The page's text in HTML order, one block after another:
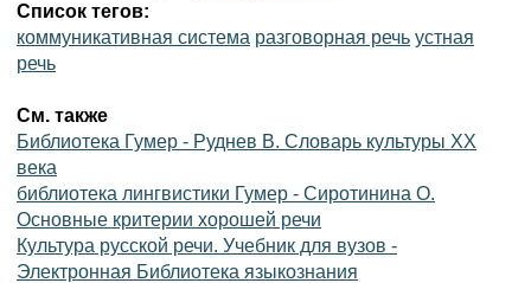
Список тегов:
коммуникативная система разговорная речь устная
речь
См. также
Библиотека Гумер - Руднев В. Словарь культуры XX
века
библиотека лингвистики Гумер - Сиротинина О.
Основные критерии хорошей речи
Культура русской речи. Учебник для вузов -
Электронная Библиотека языкознания